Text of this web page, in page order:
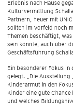
Erlebnis nach Hause
Kulturvermittlung
Partnern, heuer mit
sollten im Vorfeld noch
Themen beschäftigt,
sein könnte, auch über
Geschäftsführung
Ein besonderer Fokus
gelegt. „Die Ausstellung
Kinderarmut in den
Kinder eine gute Chance
und welches